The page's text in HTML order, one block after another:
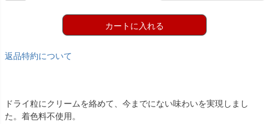
カートに入れる
返品特約について
ドライ粒にクリームを絡めて、今までにない味わいを実現しまし
た。着色料不使用。